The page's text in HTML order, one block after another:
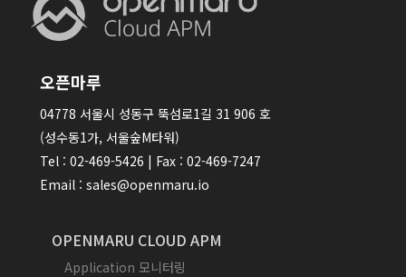
오픈마루
04778 서울시 성동구 뚝섬로1길 31 906 호
(성수동1가, 서울숲M타워)
Tel : 02-469-5426 | Fax : 02-469-7247
Email : sales@openmaru.io
OPENMARU CLOUD APM
Application 모니터링